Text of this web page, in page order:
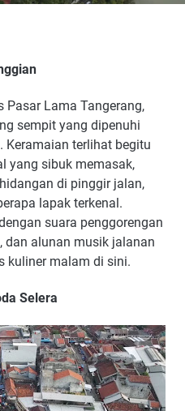
Pasar Lama Tangerang,
sempit yang dipenuhi
Keramaian terlihat begitu
yang sibuk memasak,
di pinggir jalan,
lapak terkenal.
suara penggorengan
dan alunan musik jalanan
kuliner malam di sini.
Selera